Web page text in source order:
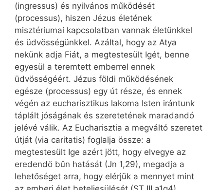
(ingressus) és nyilvános működését
(processus), hiszen Jézus életének
misztériumai kapcsolatban vannak életünkkel
és üdvösségünkkel. Azáltal, hogy az Atya
nekünk adja Fiát, a megtestesült Igét, benne
egyesül a teremtett emberrel ennek
üdvösségéért. Jézus földi működésének
egésze (processus) egy út része, és ennek
végén az eucharisztikus lakoma Isten irántunk
táplált jóságának és szeretetének maradandó
jelévé válik. Az Eucharisztia a megváltó szeretet
útját (via caritatis) foglalja össze: a
megtestesült Ige azért jött, hogy elvegye az
eredendő bűn hatását (Jn 1,29), megadja a
lehetőséget arra, hogy elérjük a mennyet mint